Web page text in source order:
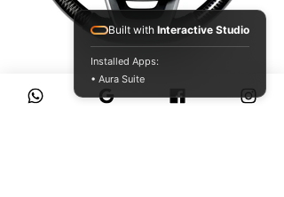
Built with Interactive Studio
Installed Apps:
• Aura Suite